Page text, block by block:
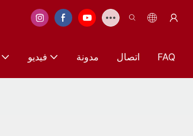
فيديو مدونة اتصال FAQ